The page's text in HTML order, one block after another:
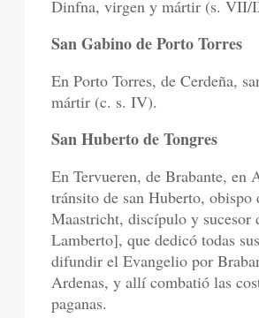
Dinfna, virgen y mártir (s. VII/
San Gabino de Porto Torres
En Porto Torres, de Cerdeña,
mártir (c. s. IV).
San Huberto de Tongres
En Tervueren, de Brabante, en
tránsito de san Huberto, obispo
Maastricht, discípulo y sucesor
Lamberto], que dedicó todas
difundir el Evangelio por
Ardenas, y allí combatió las
paganas.